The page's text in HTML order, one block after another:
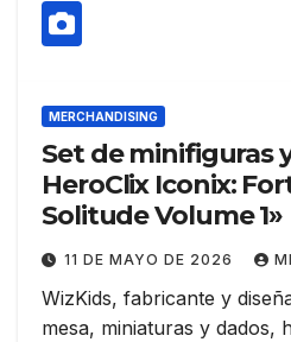
MERCHANDISING
Set de minifiguras
HeroClix Iconix:
Solitude Volume 1»
11 DE MAYO DE 2026
WizKids, fabricante y
mesa, miniaturas y dados,